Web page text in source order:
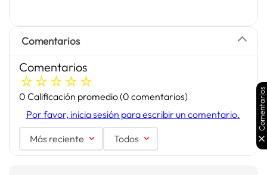
Comentarios
Comentarios
☆☆☆☆☆
0 Calificación promedio(0 comentarios)
Por favor, inicia sesión para escribir un comentario.
Más reciente Todos
Comentarios